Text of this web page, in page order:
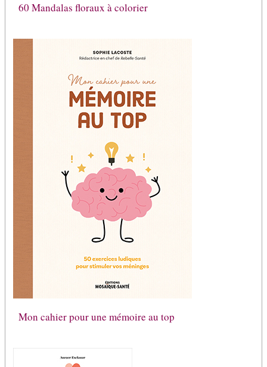
60 Mandalas floraux à colorier
Mon cahier pour une mémoire au top